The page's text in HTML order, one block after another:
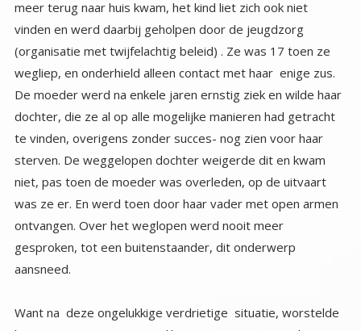
aansneed.
Want na deze ongelukkige verdrietige situatie, worstelde
het meisje met een groot dilemma, wat ze niet onder ogen
wilde zien. Ze ging van therapeut naar therapeut, en nooit
vond ze er een die goed genoeg was. Dat kwam omdat ze
zocht naar goedkeuring van haar ‘daad’. Die ze natuurlijk
nergens kreeg en al zou ze die krijgen het zou haar niet
helpen, want ze moest haar eigen daad goedkeuren en dat
kon ze niet. Ze was echter niet in staat dit in te zien, wat
leidde tot een nieuwe breuk in de familie, want er waren
wat dingen veranderd, waar vroeger niet over de pijnlijke